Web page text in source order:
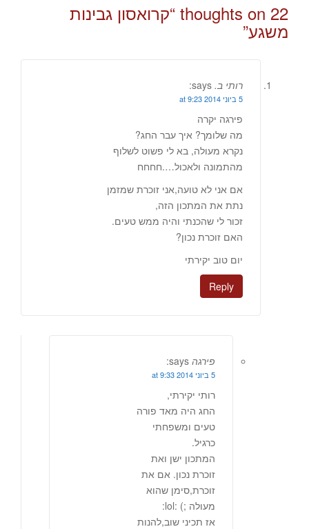
22 thoughts on “ קרואסון גבינות
משגע”
רותי ב. says:
5 ביוני 2014 at 9:23
פירגה יקרה
מה שלומך? איך עבר החג?
נקרא מעולה, בא לי פשוט לשלוף
מהתמונה ולאכול….חחחח
אם אני לא טועה,אני זוכרת שמזמן
נתת את המתכון הזה,
זכור לי שהכנתי והיה ממש טעים.
האם זוכרת נכון?
יום טוב יקירתי
Reply
פירגה says:
5 ביוני 2014 at 9:33
רותי יקירתי,
החג היה מאד פורה
טעים ומשפחתי
כרגיל.
המתכון ישן ואת
זוכרת נכון. אם את
זוכרת,סימן שהוא
מעולה ;) :lol:
אז תכיני שוב,להנות